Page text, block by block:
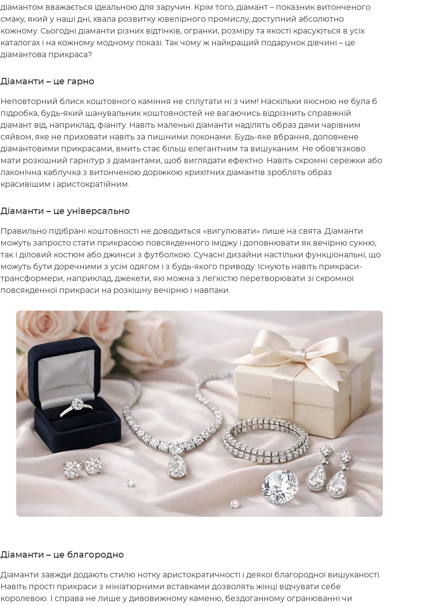
діамантом вважається ідеальною для заручин. Крім того, діамант – показник витонченого
смаку, який у наші дні, хвала розвитку ювелірного промислу, доступний абсолютно
кожному. Сьогодні діаманти різних відтінків, огранки, розміру та якості красуються в усіх
каталогах і на кожному модному показі. Так чому ж найкращий подарунок дівчині – це
діамантова прикраса?
Діаманти – це гарно
Неповторний блиск коштовного каміння не сплутати ні з чим! Наскільки якісною не була б
підробка, будь-який шанувальник коштовностей не вагаючись відрізнить справжній
діамант від, наприклад, фіаніту. Навіть маленькі діаманти наділять образ дами чарівним
сяйвом, яке не приховати навіть за пишними локонами. Будь-яке вбрання, доповнене
діамантовими прикрасами, вмить стає більш елегантним та вишуканим. Не обов'язково
мати розкішний гарнітур з діамантами, щоб виглядати ефектно. Навіть скромні сережки або
лаконічна каблучка з витонченою доріжкою крихітних діамантів зроблять образ
красивішим і аристократійним.
Діаманти – це універсально
Правильно підібрані коштовності не доводиться «вигулювати» лише на свята. Діаманти
можуть запросто стати прикрасою повсякденного іміджу і доповнювати як вечірню сукню,
так і діловий костюм або джинси з футболкою. Сучасні дизайни настільки функціональні, що
можуть бути доречними з усім одягом і з будь-якого приводу. Існують навіть прикраси-
трансформери, наприклад, джекети, які можна з легкістю перетворювати зі скромної
повсякденної прикраси на розкішну вечірню і навпаки.
Діаманти – це благородно
Діаманти завжди додають стилю нотку аристократичності і деякої благородної вишуканості.
Навіть прості прикраси з мініатюрними вставками дозволять жінці відчувати себе
королевою. І справа не лише у дивовижному каменю, бездоганному огранюванні чи